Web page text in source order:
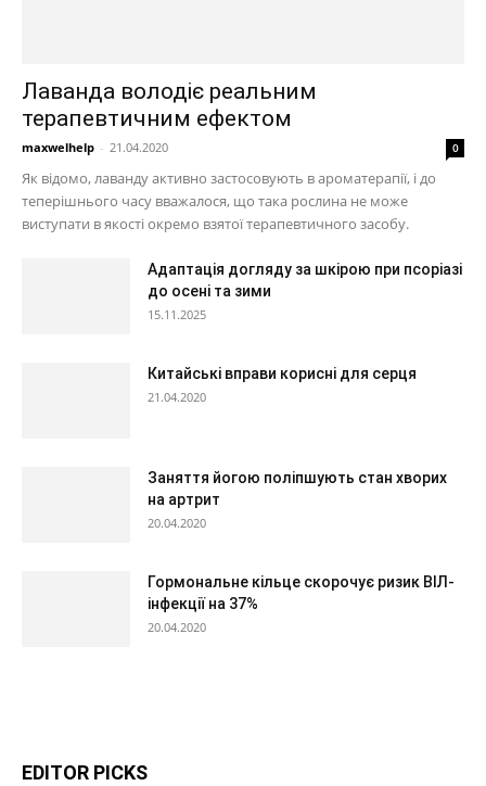
Лаванда володіє реальним
терапевтичним ефектом
maxwelhelp - 21.04.2020 0
Як відомо, лаванду активно застосовують в ароматерапії, і до
теперішнього часу вважалося, що така рослина не може
виступати в якості окремо взятої терапевтичного засобу.
Адаптація догляду за шкірою при псоріазі
до осені та зими
15.11.2025
Китайські вправи корисні для серця
21.04.2020
Заняття йогою поліпшують стан хворих
на артрит
20.04.2020
Гормональне кільце скорочує ризик ВІЛ-
інфекції на 37%
20.04.2020
EDITOR PICKS